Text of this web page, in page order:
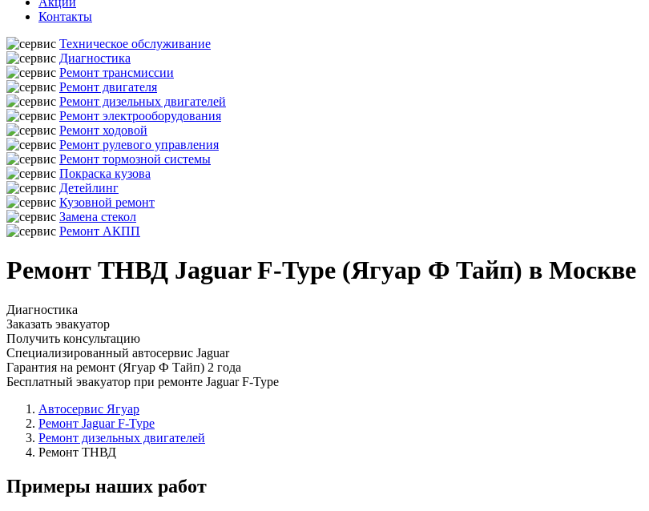
Контакты
Техническое обслуживание
Диагностика
Ремонт трансмиссии
Ремонт двигателя
Ремонт дизельных двигателей
Ремонт электрооборудования
Ремонт ходовой
Ремонт рулевого управления
Ремонт тормозной системы
Покраска кузова
Детейлинг
Кузовной ремонт
Замена стекол
Ремонт АКПП
Ремонт ТНВД Jaguar F-Type (Ягуар Ф Тайп) в Москве
Диагностика
Заказать эвакуатор
Получить консультацию
Специализированный автосервис Jaguar
Гарантия на ремонт (Ягуар Ф Тайп) 2 года
Бесплатный эвакуатор при ремонте Jaguar F-Type
Автосервис Ягуар
Ремонт Jaguar F-Type
Ремонт дизельных двигателей
Ремонт ТНВД
Примеры наших работ